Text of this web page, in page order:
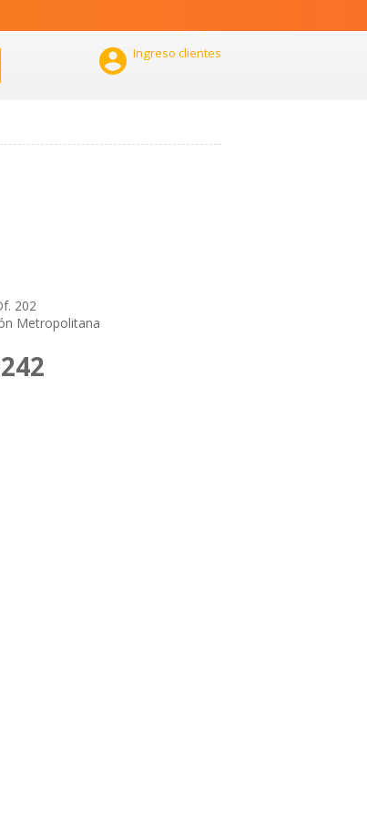
 Ingreso clientes
202
Metropolitana